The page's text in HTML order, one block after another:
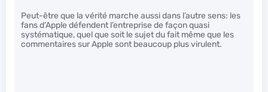
Peut-être que la vérité marche aussi dans l’autre sens: les
fans d’Apple défendent l’entreprise de façon quasi
systématique, quel que soit le sujet du fait même que les
commentaires sur Apple sont beaucoup plus virulent.